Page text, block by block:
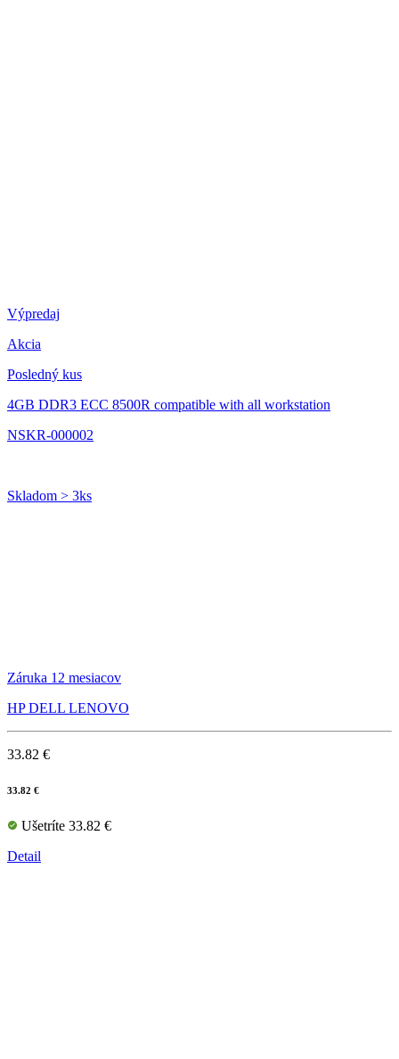
Výpredaj
Akcia
Posledný kus
4GB DDR3 ECC 8500R compatible with all workstation
NSKR-000002
Skladom > 3ks
Záruka 12 mesiacov
HP DELL LENOVO
33.82 €
33.82 €
Ušetríte 33.82 €
Detail